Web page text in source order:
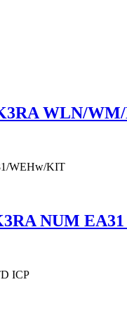
WLN/
WEHw/KIT
NUM
ICP